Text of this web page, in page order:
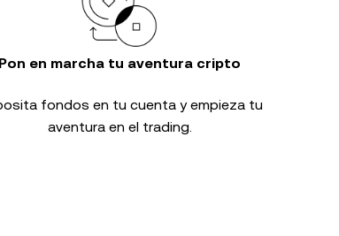
Pon en marcha tu aventura cripto
fondos en tu cuenta y empieza tu
aventura en el trading.